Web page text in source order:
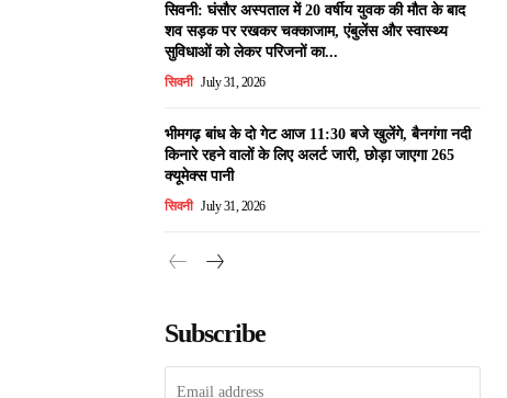
सिवनी: घंसौर अस्पताल में 20 वर्षीय युवक की मौत के बाद
शव सड़क पर रखकर चक्काजाम, एंबुलेंस और स्वास्थ्य
सुविधाओं को लेकर परिजनों का...
सिवनी July 31, 2026
भीमगढ़ बांध के दो गेट आज 11:30 बजे खुलेंगे, बैनगंगा नदी
किनारे रहने वालों के लिए अलर्ट जारी, छोड़ा जाएगा 265
क्यूमेक्स पानी
सिवनी July 31, 2026
Subscribe